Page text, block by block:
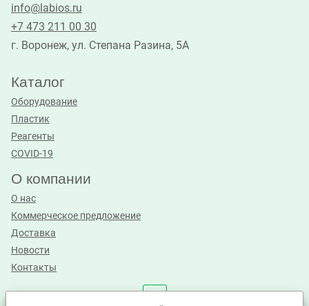
info@labios.ru
+7 473 211 00 30
г. Воронеж, ул. Степана Разина, 5А
Каталог
Оборудование
Пластик
Реагенты
COVID-19
О компании
О нас
Коммерческое предложение
Доставка
Новости
Контакты